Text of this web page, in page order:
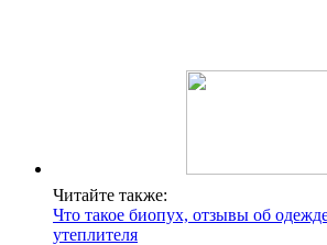
Читайте также:
Что такое биопух, отзывы об
утеплителя